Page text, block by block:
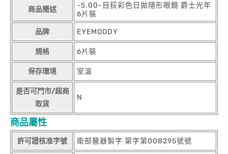
商品簡述
-5.00-目荻彩色日拋隱形眼鏡 爵士光年
6片裝
品牌 EYEMOODY
規格 6片裝
保存環境 室溫
是否可門市/超商
取貨
N
商品屬性
許可證核准字號 衛部醫器製字 第字第008295號號